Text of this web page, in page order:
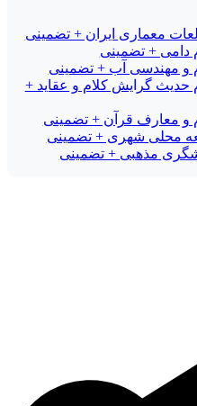
معماری ایران + تضمینی
دامی + تضمینی
و مهندسی آب + تضمینی
حدیث گرایش کلام و عقاید +
و معارف قرآن + تضمینی
محلی شهری + تضمینی
مذهبی + تضمینی